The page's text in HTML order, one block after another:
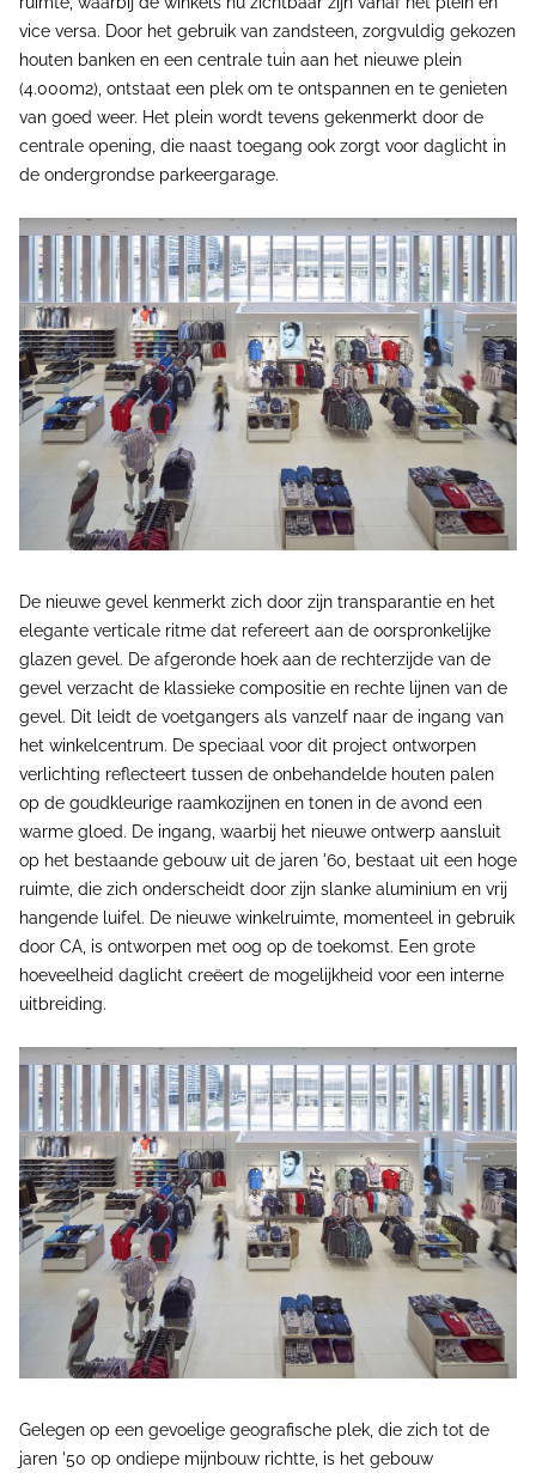
vice versa. Door het gebruik van zandsteen, zorgvuldig gekozen
houten banken en een centrale tuin aan het nieuwe plein
(4.000m2), ontstaat een plek om te ontspannen en te genieten
van goed weer. Het plein wordt tevens gekenmerkt door de
centrale opening, die naast toegang ook zorgt voor daglicht in
de ondergrondse parkeergarage.
De nieuwe gevel kenmerkt zich door zijn transparantie en het
elegante verticale ritme dat refereert aan de oorspronkelijke
glazen gevel. De afgeronde hoek aan de rechterzijde van de
gevel verzacht de klassieke compositie en rechte lijnen van de
gevel. Dit leidt de voetgangers als vanzelf naar de ingang van
het winkelcentrum. De speciaal voor dit project ontworpen
verlichting reflecteert tussen de onbehandelde houten palen
op de goudkleurige raamkozijnen en tonen in de avond een
warme gloed. De ingang, waarbij het nieuwe ontwerp aansluit
op het bestaande gebouw uit de jaren '60, bestaat uit een hoge
ruimte, die zich onderscheidt door zijn slanke aluminium en vrij
hangende luifel. De nieuwe winkelruimte, momenteel in gebruik
door CA, is ontworpen met oog op de toekomst. Een grote
hoeveelheid daglicht creëert de mogelijkheid voor een interne
uitbreiding.
Gelegen op een gevoelige geografische plek, die zich tot de
jaren '50 op ondiepe mijnbouw richtte, is het gebouw